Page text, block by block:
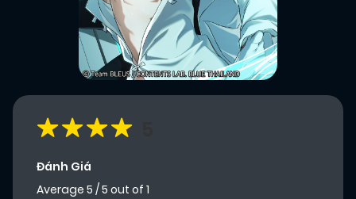
Đánh Giá
Average 5 /5 out of 1